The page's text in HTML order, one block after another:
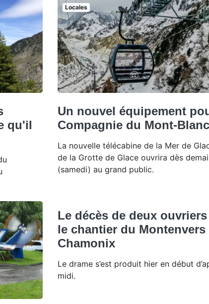
qu'il
Locales
Un nouvel équipement
Compagnie du Mont-Blanc
La nouvelle télécabine de la Mer de
de la Grotte de Glace ouvrira dès
(samedi) au grand public.
Le décès de deux
le chantier du Montenvers
Chamonix
Le drame s’est produit hier en début
midi.